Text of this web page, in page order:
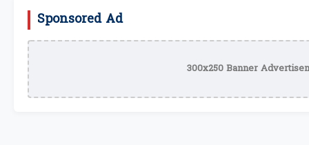
Sponsored Ad
300x250 Banner